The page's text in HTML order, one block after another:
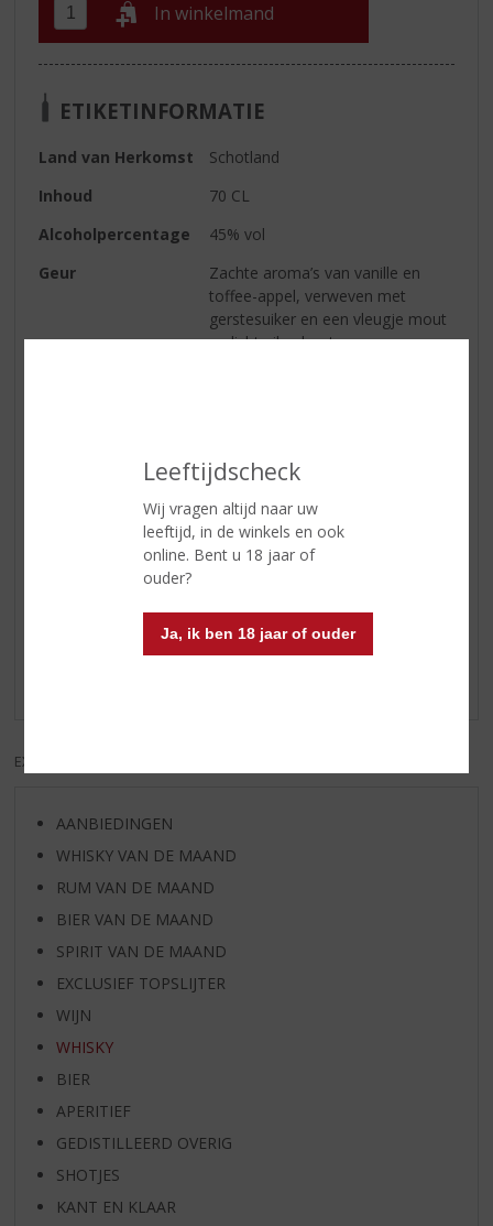
Leeftijdscheck
Wij vragen altijd naar uw
leeftijd, in de winkels en ook
online. Bent u 18 jaar of
ouder?
Ja, ik ben 18 jaar of ouder
In winkelmand
ETIKETINFORMATIE
Land van Herkomst
Schotland
Inhoud
70 CL
Alcoholpercentage
45% vol
Geur
Zachte aroma’s van vanille en
toffee-appel, verweven met
gerstesuiker en een vleugje mout
en licht eikenhout.
Een zoete, milde afdronk met een
subtiel kruidig randje.
Reviews
Schrijf een review
EXCL. BTW
AANBIEDINGEN
WHISKY VAN DE MAAND
RUM VAN DE MAAND
BIER VAN DE MAAND
SPIRIT VAN DE MAAND
EXCLUSIEF TOPSLIJTER
WIJN
WHISKY
BIER
APERITIEF
GEDISTILLEERD OVERIG
SHOTJES
KANT EN KLAAR